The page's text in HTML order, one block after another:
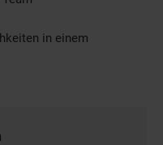
in einem